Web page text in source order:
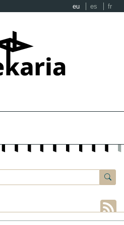
eu es fr